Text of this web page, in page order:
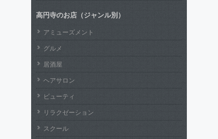
高円寺のお店（ジャンル別）
アミューズメント
グルメ
居酒屋
ヘアサロン
ビューティ
リラクゼーション
スクール